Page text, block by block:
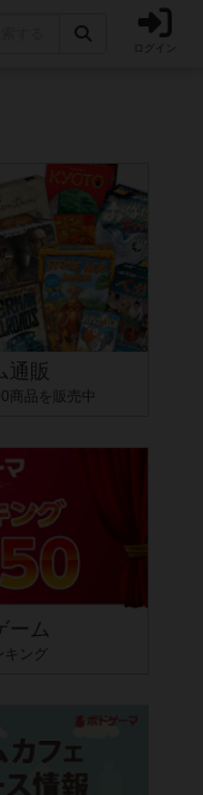
ログイン
通販
商品を販売中
ーム
ング